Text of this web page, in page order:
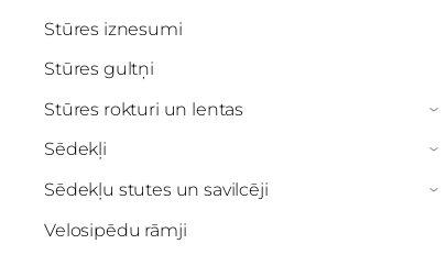
Stūres iznesumi
Stūres gultņi
Stūres rokturi un lentas
›
Sēdekļi ›
Sēdekļu stutes un savilcēji ›
Velosipēdu rāmji